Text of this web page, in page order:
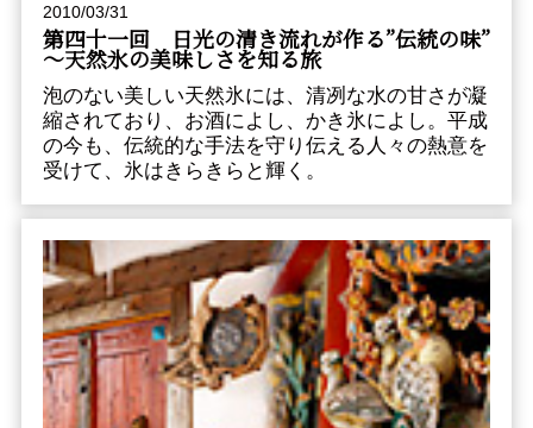
2010/03/31
第四十一回 日光の清き流れが作る”伝統の味”
～天然氷の美味しさを知る旅
泡のない美しい天然氷には、清冽な水の甘さが凝
縮されており、お酒によし、かき氷によし。平成
の今も、伝統的な手法を守り伝える人々の熱意を
受けて、氷はきらきらと輝く。